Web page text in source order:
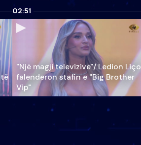
02:51
"Një magji televizive"/ Ledion Liço
falenderon stafin e "Big Brother
Vip"